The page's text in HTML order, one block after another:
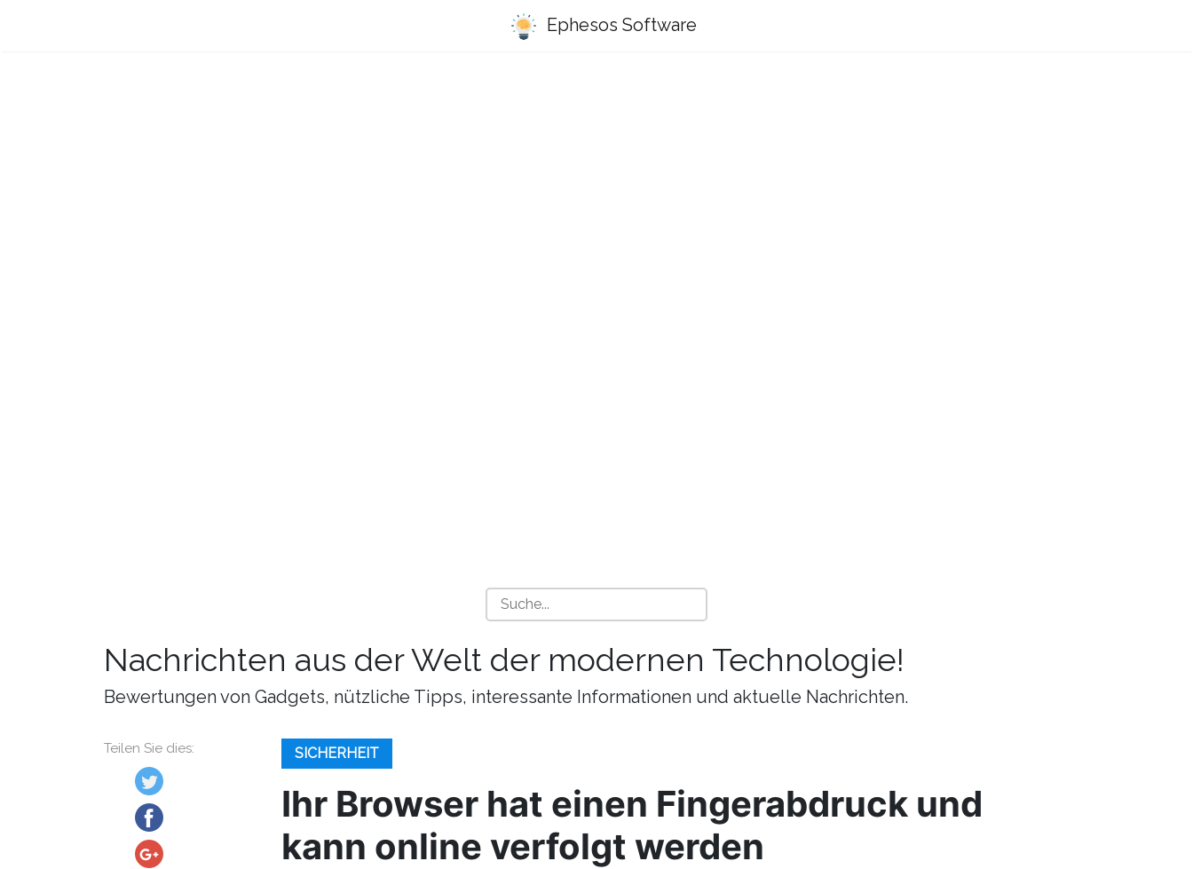
Ephesos Software
Nachrichten aus der Welt der modernen Technologie!
Bewertungen von Gadgets, nützliche Tipps, interessante Informationen und aktuelle Nachrichten.
Teilen Sie dies: SICHERHEIT
Ihr Browser hat einen Fingerabdruck und
kann online verfolgt werden